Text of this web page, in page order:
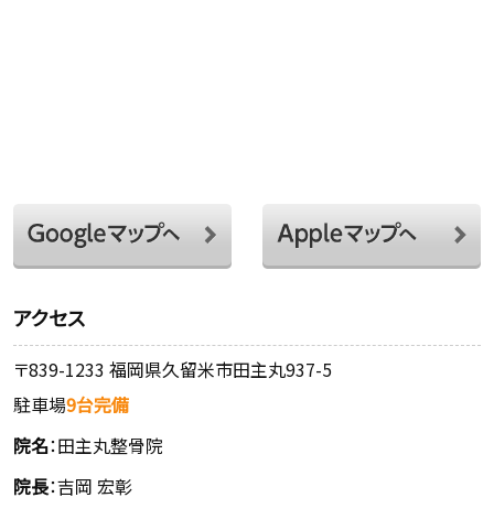
アクセス
〒839-1233 福岡県久留米市田主丸937-5
駐車場9台完備
院名：田主丸整骨院
院長：吉岡 宏彰